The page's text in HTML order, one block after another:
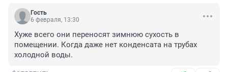
Гость
6 февраля, 13:30
Хуже всего они переносят зимнюю сухость в
помещении. Когда даже нет конденсата на трубах
холодной воды.